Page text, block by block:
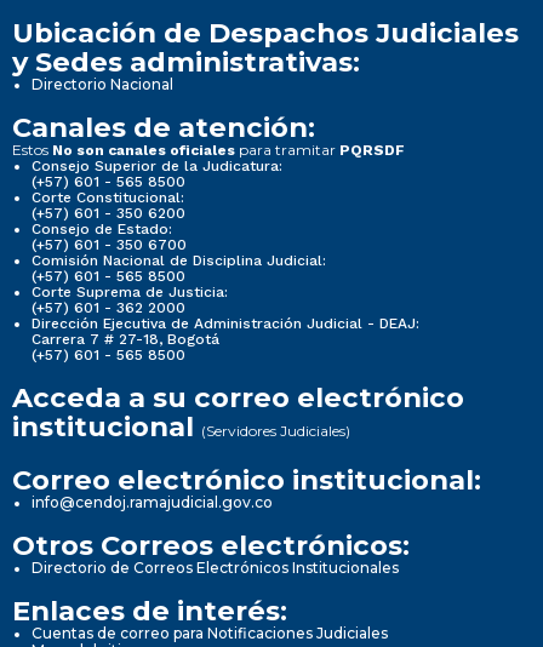
Ubicación de Despachos Judiciales
y Sedes administrativas:
Directorio Nacional
Canales de atención:
Estos No son canales oficiales para tramitar PQRSDF
Consejo Superior de la Judicatura:
(+57) 601 - 565 8500
Corte Constitucional:
(+57) 601 - 350 6200
Consejo de Estado:
(+57) 601 - 350 6700
Comisión Nacional de Disciplina Judicial:
(+57) 601 - 565 8500
Corte Suprema de Justicia:
(+57) 601 - 362 2000
Dirección Ejecutiva de Administración Judicial - DEAJ:
Carrera 7 # 27-18, Bogotá
(+57) 601 - 565 8500
Acceda a su correo electrónico
institucional (Servidores Judiciales)
Correo electrónico institucional:
info@cendoj.ramajudicial.gov.co
Otros Correos electrónicos:
Directorio de Correos Electrónicos Institucionales
Enlaces de interés:
Cuentas de correo para Notificaciones Judiciales